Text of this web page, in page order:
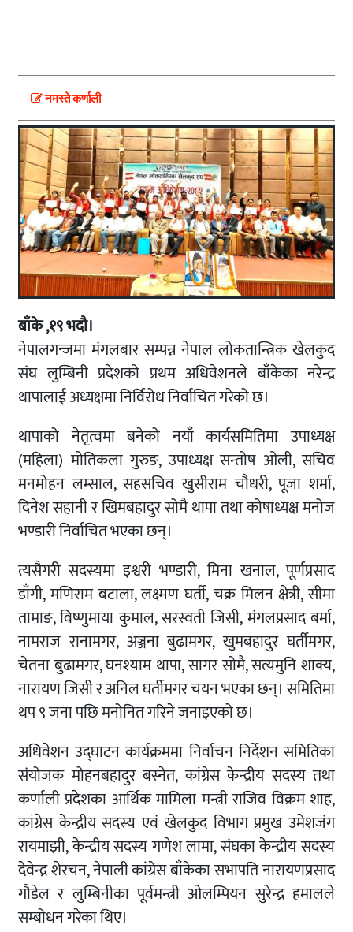
नमस्ते कर्णाली
बाँके ,१९ भदौ।
नेपालगन्जमा मंगलबार सम्पन्न नेपाल लोकतान्त्रिक खेलकुद
संघ लुम्बिनी प्रदेशको प्रथम अधिवेशनले बाँकेका नरेन्द्र
थापालाई अध्यक्षमा निर्विरोध निर्वाचित गरेको छ।
थापाको नेतृत्वमा बनेको नयाँ कार्यसमितिमा उपाध्यक्ष
(महिला) मोतिकला गुरुङ, उपाध्यक्ष सन्तोष ओली, सचिव
मनमोहन लम्साल, सहसचिव खुसीराम चौधरी, पूजा शर्मा,
दिनेश सहानी र खिमबहादुर सोमै थापा तथा कोषाध्यक्ष मनोज
भण्डारी निर्वाचित भएका छन्।
त्यसैगरी सदस्यमा इश्वरी भण्डारी, मिना खनाल, पूर्णप्रसाद
डाँगी, मणिराम बटाला, लक्ष्मण घर्ती, चक्र मिलन क्षेत्री, सीमा
तामाङ, विष्णुमाया कुमाल, सरस्वती जिसी, मंगलप्रसाद बर्मा,
नामराज रानामगर, अञ्जना बुढामगर, खुमबहादुर घर्तीमगर,
चेतना बुढामगर, घनश्याम थापा, सागर सोमै, सत्यमुनि शाक्य,
नारायण जिसी र अनिल घर्तीमगर चयन भएका छन्। समितिमा
थप ९ जना पछि मनोनित गरिने जनाइएको छ।
अधिवेशन उद्घाटन कार्यक्रममा निर्वाचन निर्देशन समितिका
संयोजक मोहनबहादुर बस्नेत, कांग्रेस केन्द्रीय सदस्य तथा
कर्णाली प्रदेशका आर्थिक मामिला मन्त्री राजिव विक्रम शाह,
कांग्रेस केन्द्रीय सदस्य एवं खेलकुद विभाग प्रमुख उमेशजंग
रायमाझी, केन्द्रीय सदस्य गणेश लामा, संघका केन्द्रीय सदस्य
देवेन्द्र शेरचन, नेपाली कांग्रेस बाँकेका सभापति नारायणप्रसाद
गौडेल र लुम्बिनीका पूर्वमन्त्री ओलम्पियन सुरेन्द्र हमालले
सम्बोधन गरेका थिए।